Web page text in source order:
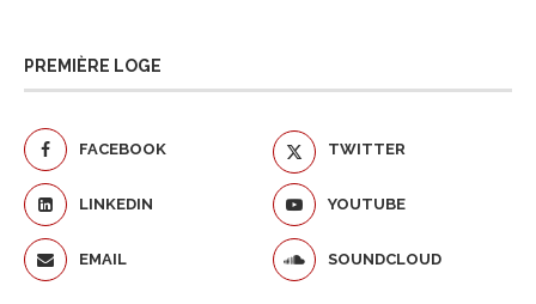
PREMIÈRE LOGE
FACEBOOK TWITTER
LINKEDIN YOUTUBE
EMAIL SOUNDCLOUD